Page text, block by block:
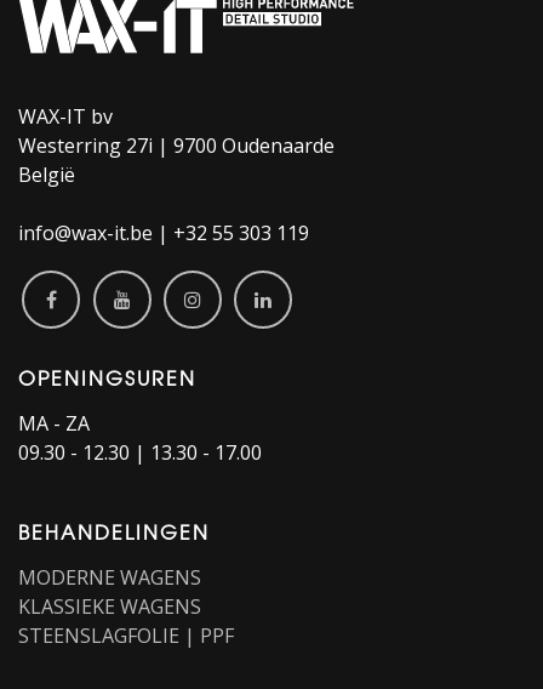
WAX-IT bv
Westerring 27i | 9700 Oudenaarde
België
info@wax-it.be | +32 55 303 119
OPENINGSUREN
MA - ZA
09.30 - 12.30 | 13.30 - 17.00
BEHANDELINGEN
MODERNE WAGENS
KLASSIEKE WAGENS
STEENSLAGFOLIE | PPF